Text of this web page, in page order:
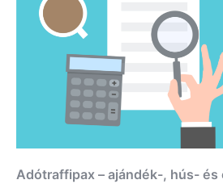
Adótraffipax – ajándék-, hús-